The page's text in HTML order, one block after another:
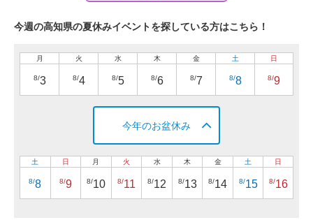
今週の高知県の夏休みイベントを探している方はこちら！
月
8/3
火
8/4
水
8/5
木
8/6
金
8/7
土
8/8
日
8/9
今年のお盆休み
土
8/8
日
8/9
月
8/10
火
8/11
水
8/12
木
8/13
金
8/14
土
8/15
日
8/16